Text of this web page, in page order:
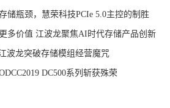
储瓶颈，慧荣科技PCIe 5.0主控的制胜
多价值 江波龙聚焦AI时代存储产品创新
波龙突破存储模组经营魔咒
DC500系列斩获殊荣